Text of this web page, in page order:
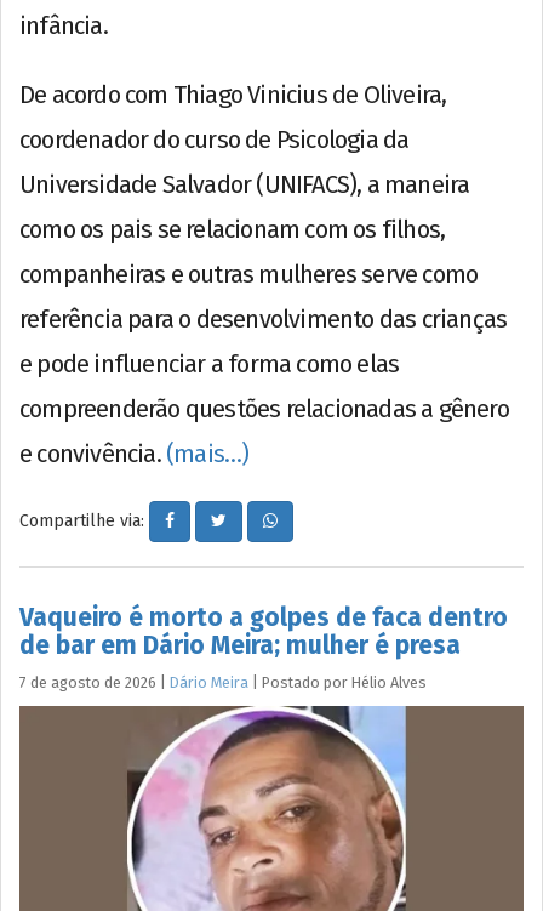
infância.
De acordo com Thiago Vinicius de Oliveira,
coordenador do curso de Psicologia da
Universidade Salvador (UNIFACS), a maneira
como os pais se relacionam com os filhos,
companheiras e outras mulheres serve como
referência para o desenvolvimento das crianças
e pode influenciar a forma como elas
compreenderão questões relacionadas a gênero
e convivência. (mais…)
Compartilhe via:
Vaqueiro é morto a golpes de faca dentro
de bar em Dário Meira; mulher é presa
7 de agosto de 2026 Dário Meira Postado por Hélio Alves